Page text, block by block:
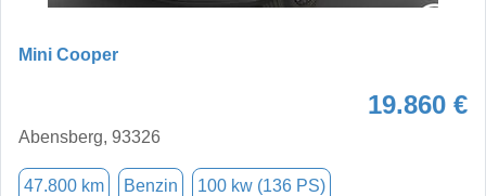
Mini Cooper
19.860 €
Abensberg, 93326
47.800 km Benzin 100 kw (136 PS)